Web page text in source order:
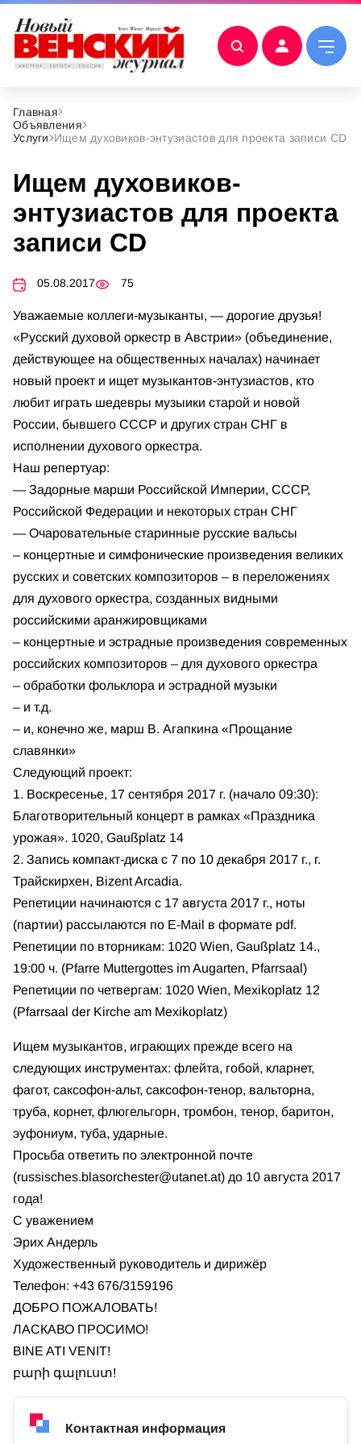
Главная
Объявления
Услуги Ищем духовиков-энтузиастов для проекта записи CD
Ищем духовиков-
энтузиастов для проекта
записи CD
05.08.2017 75
Уважаемые коллеги-музыканты, — дорогие друзья!
«Русский духовой оркестр в Австрии» (объединение,
действующее на общественных началах) начинает
новый проект и ищет музыкантов-энтузиастов, кто
любит играть шедевры музыики старой и новой
России, бывшего СССР и других стран СНГ в
исполнении духового оркестра.
Наш репертуар:
— Задорные марши Российской Империи, СССР,
Российской Федерации и некоторых стран СНГ
— Очаровательные старинные русские вальсы
– концертные и симфонические произведения великих
русских и советских композиторов – в переложениях
для духового оркестра, созданных видными
российскими аранжировщиками
– концертные и эстрадные произведения современных
российских композиторов – для духового оркестра
– обработки фольклора и эстрадной музыки
– и т.д.
– и, конечно же, марш В. Агапкина «Прощание
славянки»
Следующий проект:
1. Воскресенье, 17 сентября 2017 г. (начало 09:30):
Благотворительный концерт в рамках «Праздника
урожая». 1020, Gaußplatz 14
2. Запись компакт-диска с 7 по 10 декабря 2017 г., г.
Трайскирхен, Bizent Arcadia.
Репетиции начинаются с 17 августа 2017 г., ноты
(партии) рассылаются по E-Mail в формате pdf.
Репетиции по вторникам: 1020 Wien, Gaußplatz 14.,
19:00 ч. (Pfarre Muttergottes im Augarten, Pfarrsaal)
Репетиции по четвергам: 1020 Wien, Mexikoplatz 12
(Pfarrsaal der Kirche am Mexikoplatz)
Ищем музыкантов, играющих прежде всего на
следующих инструментах: флейта, гобой, кларнет,
фагот, саксофон-альт, саксофон-тенор, вальторна,
труба, корнет, флюгельгорн, тромбон, тенор, баритон,
эуфониум, туба, ударные.
Просьба ответить по электронной почте
(russisches.blasorchester@utanet.at) до 10 августа 2017
года!
С уважением
Эрих Андерль
Художественный руководитель и дирижёр
Телефон: +43 676/3159196
ДОБРО ПОЖАЛОВАТЬ!
ЛАСКАВО ПРОСИМО!
BINE ATI VENIT!
բարի գալուստ!
Контактная информация